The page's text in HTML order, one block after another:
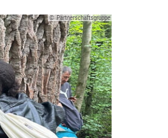
© Partnerschaftsgruppe